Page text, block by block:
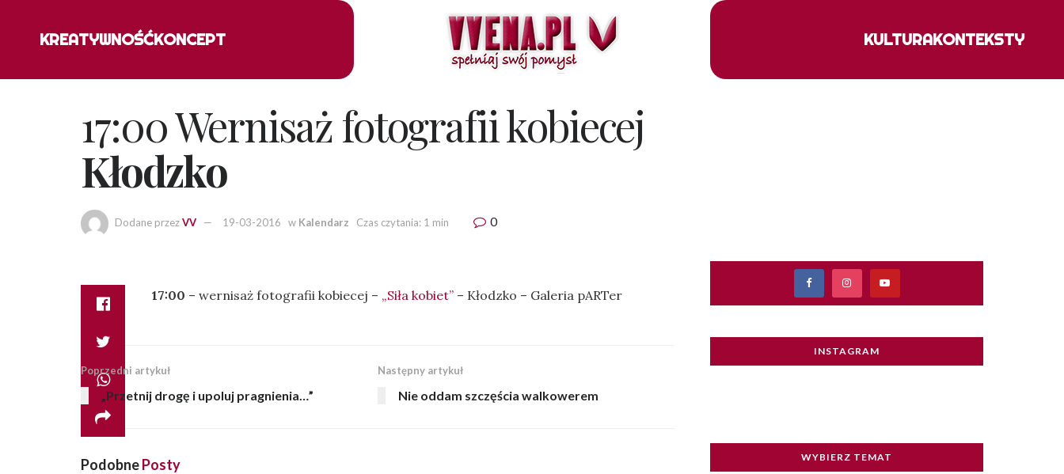
KREATYWNOŚĆKONCEPT KULTURAKONTEKSTY
17:00 Wernisaż fotografii kobiecej
Kłodzko
Dodane przezVV 19-03-2016 w Kalendarz Czas czytania: 1 min 0
17:00 – wernisaż fotografii kobiecej – „Siła kobiet” – Kłodzko – Galeria pARTer
Poprzedni artykuł
„Przetnij drogę i upoluj pragnienia…”
Następny artykuł
Nie oddam szczęścia walkowerem
PodobnePosty
INSTAGRAM
WYBIERZ TEMAT